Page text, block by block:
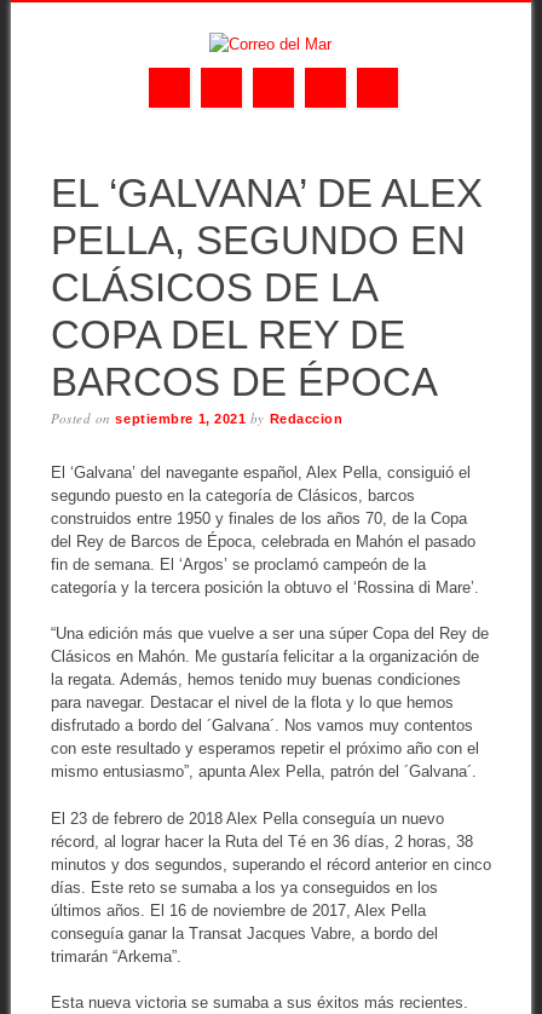
content
EL ‘GALVANA’ DE ALEX
PELLA, SEGUNDO EN
CLÁSICOS DE LA
COPA DEL REY DE
BARCOS DE ÉPOCA
Posted onseptiembre 1, 2021 by Redaccion
El ‘Galvana’ del navegante español, Alex Pella, consiguió el
segundo puesto en la categoría de Clásicos, barcos
construidos entre 1950 y finales de los años 70, de la Copa
del Rey de Barcos de Época, celebrada en Mahón el pasado
fin de semana. El ‘Argos’ se proclamó campeón de la
categoría y la tercera posición la obtuvo el ‘Rossina di Mare’.
“Una edición más que vuelve a ser una súper Copa del Rey de
Clásicos en Mahón. Me gustaría felicitar a la organización de
la regata. Además, hemos tenido muy buenas condiciones
para navegar. Destacar el nivel de la flota y lo que hemos
disfrutado a bordo del ´Galvana´. Nos vamos muy contentos
con este resultado y esperamos repetir el próximo año con el
mismo entusiasmo”, apunta Alex Pella, patrón del ´Galvana´.
El 23 de febrero de 2018 Alex Pella conseguía un nuevo
récord, al lograr hacer la Ruta del Té en 36 días, 2 horas, 38
minutos y dos segundos, superando el récord anterior en cinco
días. Este reto se sumaba a los ya conseguidos en los
últimos años. El 16 de noviembre de 2017, Alex Pella
conseguía ganar la Transat Jacques Vabre, a bordo del
trimarán “Arkema”.
Esta nueva victoria se sumaba a sus éxitos más recientes.